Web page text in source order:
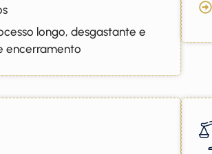
longo, desgastante e
encerramento